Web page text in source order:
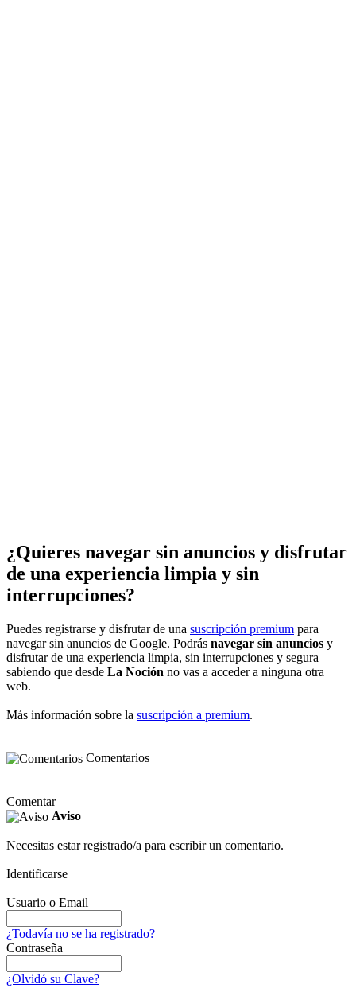
¿Quieres navegar sin anuncios y disfrutar
de una experiencia limpia y sin
interrupciones?
Puedes registrarse y disfrutar de una suscripción premium para
navegar sin anuncios de Google. Podrás navegar sin anuncios y
disfrutar de una experiencia limpia, sin interrupciones y segura
sabiendo que desde La Noción no vas a acceder a ninguna otra
web.
Más información sobre la suscripción a premium.
Comentarios
Comentar
Aviso
Necesitas estar registrado/a para escribir un comentario.
Identificarse
Usuario o Email
¿Todavía no se ha registrado?
Contraseña
¿Olvidó su Clave?